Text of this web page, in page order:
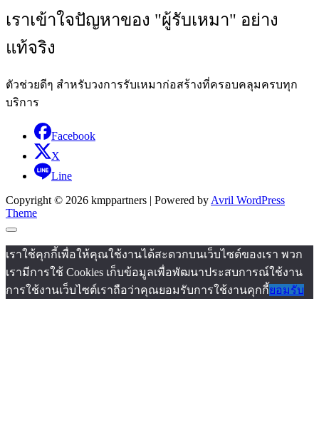
เราเข้าใจปัญหาของ "ผู้รับเหมา" อย่าง
แท้จริง
ตัวช่วยดีๆ สำหรับวงการรับเหมาก่อสร้างที่ครอบคลุมครบทุก
บริการ
Facebook
X
Line
Copyright © 2026 kmppartners | Powered by Avril WordPress
Theme
เราใช้คุกกี้เพื่อให้คุณใช้งานได้สะดวกบนเว็บไซต์ของเรา พวก
เรามีการใช้ Cookies เก็บข้อมูลเพื่อพัฒนาประสบการณ์ใช้งาน
การใช้งานเว็บไซต์เราถือว่าคุณยอมรับการใช้งานคุกกี้ยอมรับ